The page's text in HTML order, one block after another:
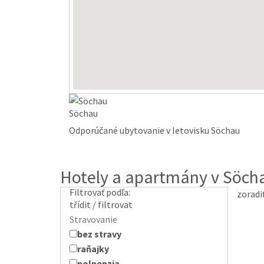
Söchau
Odporúčané ubytovanie v letovisku Söchau
Hotely a apartmány v
Filtrovať podľa:
třídit / filtrovat
Stravovanie
bez stravy
raňajky